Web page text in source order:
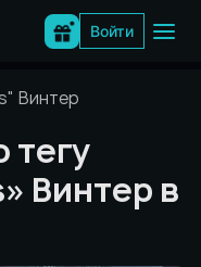
Войти
Винтер
тегу
Винтер в